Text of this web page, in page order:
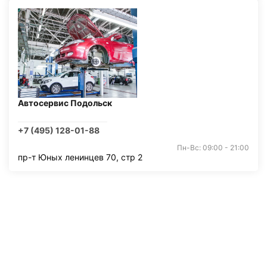
Автосервис Подольск
+7 (495) 128-01-88
Пн-Вс: 09:00 - 21:00
пр-т Юных ленинцев 70, стр 2